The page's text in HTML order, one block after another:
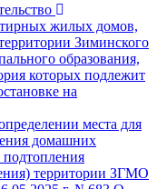
жилых домов,
Зиминского
образования,
которых подлежит
на
места для
домашних
территории ЗГМО